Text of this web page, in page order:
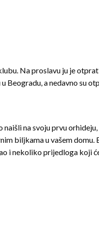
Na proslavu ju je
Beogradu, a nedavno su
na svoju prvu
biljkama u vašem domu.
i nekoliko prijedloga koji